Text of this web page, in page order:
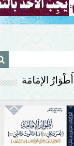
الإمَامَة